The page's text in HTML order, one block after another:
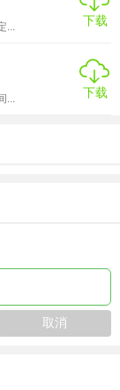
，切换图标无
...
下载
...
下载